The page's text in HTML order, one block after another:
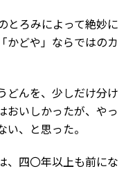
とろみによって絶妙に
かどや」ならではのカ
どんを、少しだけ分け
おいしかったが、やっ
、と思った。
、四〇年以上も前にな